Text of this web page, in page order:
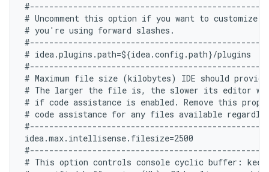
# Uncomment this option if you want to
# you're using forward slashes.
# idea.plugins.path=${idea.config.path}/plugins
# Maximum file size (kilobytes) IDE should
# The larger the file is, the slower its editor
# if code assistance is enabled. Remove this
# code assistance for any files available
idea.max.intellisense.filesize=2500
# This option controls console cyclic buffer: